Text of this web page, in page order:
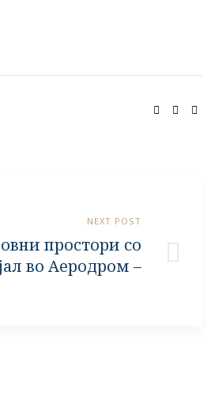
SHARE:
NEXT POST
простори со
во Аеродром –